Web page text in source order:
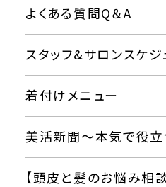
よくある質問Q＆A
スタッフ&サロンスケジ
着付けメニュー
美活新聞〜本気で役立
【頭皮と髪のお悩み相